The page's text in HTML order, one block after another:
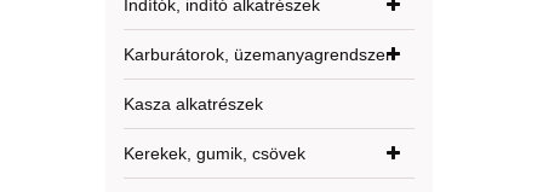
Indítók, indító alkatrészek
Karburátorok, üzemanyagrendszer
Kasza alkatrészek
Kerekek, gumik, csövek